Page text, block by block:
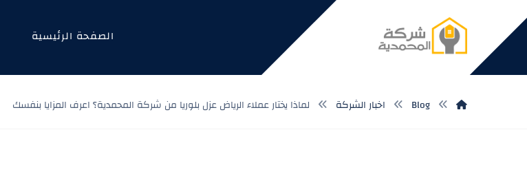
الصفحة الرئيسية
Blog اخبار الشركة لماذا يختار عملاء الرياض عزل بلوريا من شركة المحمدية؟ اعرف المزايا بنفسك